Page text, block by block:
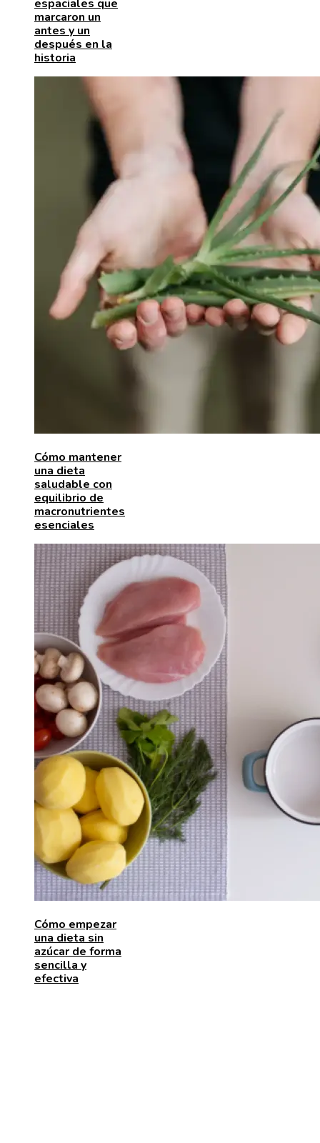
espaciales que
marcaron un
antes y un
después en la
historia
Cómo mantener
una dieta
saludable con
equilibrio de
macronutrientes
esenciales
Cómo empezar
una dieta sin
azúcar de forma
sencilla y
efectiva